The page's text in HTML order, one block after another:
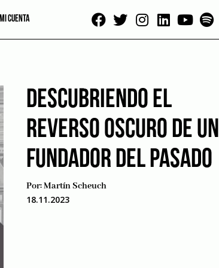
MI CUENTA
DESCUBRIENDO EL
REVERSO OSCURO DE UN
FUNDADOR DEL PASADO
Por:Martín Scheuch
18.11.2023